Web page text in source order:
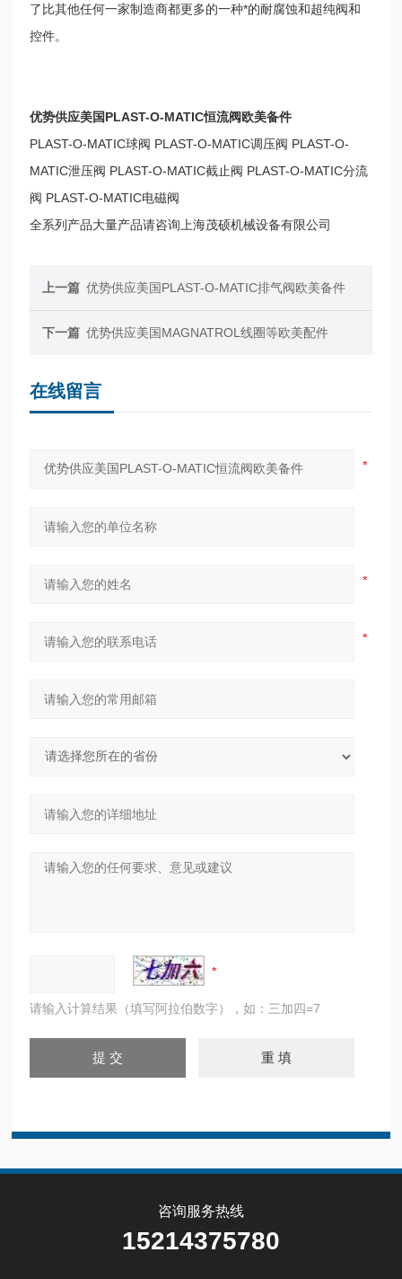
了比其他任何一家制造商都更多的一种*的耐腐蚀和超纯阀和
控件。
优势供应美国PLAST-O-MATIC恒流阀欧美备件
PLAST-O-MATIC球阀 PLAST-O-MATIC调压阀 PLAST-O-
MATIC泄压阀 PLAST-O-MATIC截止阀 PLAST-O-MATIC分流
阀 PLAST-O-MATIC电磁阀
全系列产品大量产品请咨询上海茂硕机械设备有限公司
上一篇 优势供应美国PLAST-O-MATIC排气阀欧美备件
下一篇 优势供应美国MAGNATROL线圈等欧美配件
在线留言
请输入计算结果（填写阿拉伯数字），如：三加四=7
咨询服务热线
15214375780